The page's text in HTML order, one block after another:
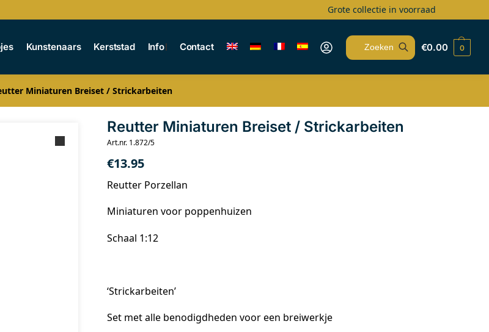
Grote collectie in voorraad
Kunstenaars Kerststad Info Contact €0.00 0
Miniaturen Breiset / Strickarbeiten
Reutter Miniaturen Breiset / Strickarbeiten
Art.nr. 1.872/5
€13.95
Reutter Porzellan
Miniaturen voor poppenhuizen
Schaal 1:12
‘Strickarbeiten’
Set met alle benodigdheden voor een breiwerkje